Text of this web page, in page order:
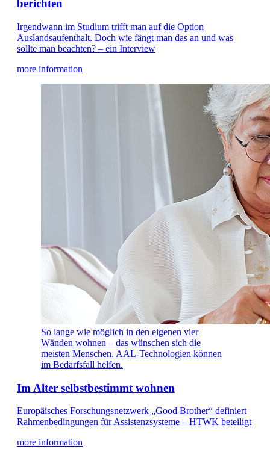
berichten
Irgendwann im Studium trifft man auf die Option
Auslandsaufenthalt. Doch wie fängt man das an und was
sollte man beachten? – ein Interview
more information
So lange wie möglich in den eigenen vier
Wänden wohnen – das wünschen sich die
meisten Menschen. AAL-Technologien können
im Bedarfsfall helfen.
Im Alter selbstbestimmt wohnen
Europäisches Forschungsnetzwerk „Good Brother“ definiert
Rahmenbedingungen für Assistenzsysteme – HTWK beteiligt
more information